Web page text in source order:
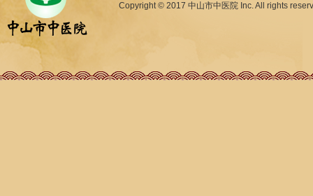
Copyright © 2017 中山市中医院 Inc. All rights